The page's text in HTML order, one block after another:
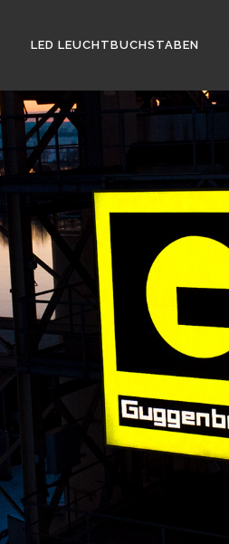
LED LEUCHTBUCHSTABEN